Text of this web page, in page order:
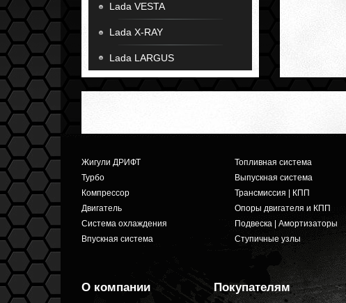
Lada VESTA
Lada X-RAY
Lada LARGUS
Жигули ДРИФТ
Турбо
Компрессор
Двигатель
Система охлаждения
Впускная система
Топливная система
Выпускная система
Трансмиссия | КПП
Опоры двигателя и КПП
Подвеска | Амортизаторы
Ступичные узлы
О компании Покупателям